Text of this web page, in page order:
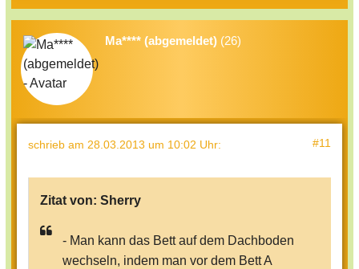
Ma**** (abgemeldet) (26)
schrieb am 28.03.2013 um 10:02 Uhr: #11
Zitat von: Sherry
- Man kann das Bett auf dem Dachboden
wechseln, indem man vor dem Bett A